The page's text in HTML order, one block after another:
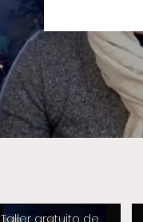
Taller gratuito de